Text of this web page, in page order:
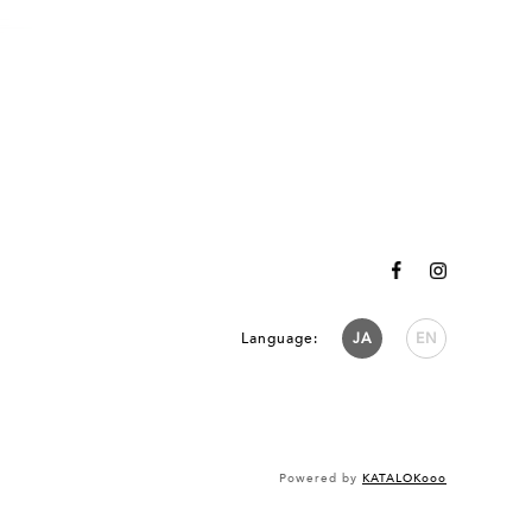
Language: JA EN
Powered by KATALOKooo